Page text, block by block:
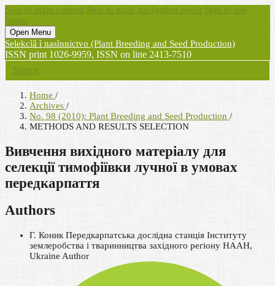
Skip to main content Skip to main navigation menu Skip to site
footer
Open Menu
Selekcìâ ì nasìnnictvo (Plant Breeding and Seed Production)
ISSN print 1026-9959, ISSN on line 2413-7510
Search
Home /
Archives /
No. 98 (2010): Plant Breeding and Seed Production /
METHODS AND RESULTS SELECTION
Вивчення вихідного матеріалу для
селекції тимофіївки лучної в умовах
передкарпаття
Authors
Г. Коник Передкарпатська дослідна станція Інституту
землеробства і тваринництва західного регіону НААН,
Ukraine Author